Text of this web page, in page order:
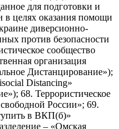
для подготовки и
в целях оказания помощи
диверсионно-
против безопасности
сообщество
организация
Дистанцирование»);
Distancing»
68. Террористическое
России»; 69.
в ВКП(б)»
– «Омская